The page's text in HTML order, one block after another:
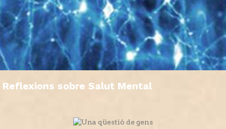
Reflexions sobre Salut Mental